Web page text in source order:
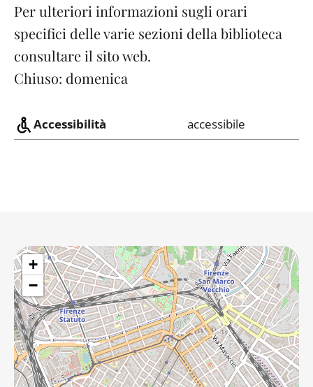
Per ulteriori informazioni sugli orari
specifici delle varie sezioni della biblioteca
consultare il sito web.
Chiuso: domenica
Accessibilità accessibile
+
−